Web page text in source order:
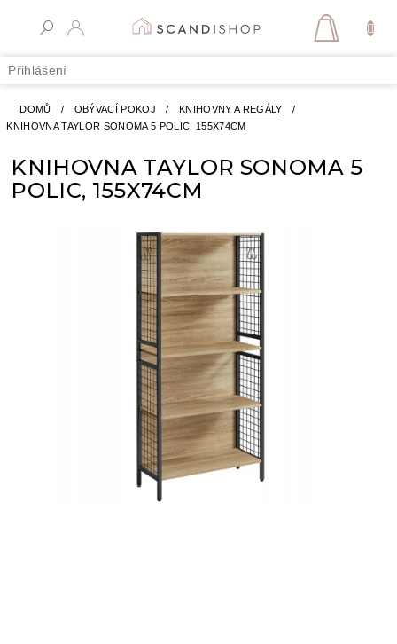
Přihlášení
DOMŮ / OBÝVACÍ POKOJ / KNIHOVNY A REGÁLY
/
KNIHOVNA TAYLOR SONOMA 5 POLIC, 155X74CM
KNIHOVNA TAYLOR SONOMA 5
POLIC, 155X74CM